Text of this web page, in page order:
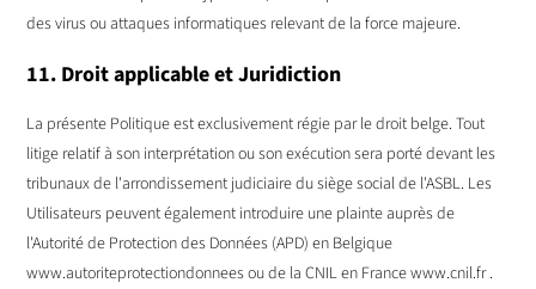
des virus ou attaques informatiques relevant de la force majeure.
11. Droit applicable et Juridiction
La présente Politique est exclusivement régie par le droit belge. Tout
litige relatif à son interprétation ou son exécution sera porté devant les
tribunaux de l'arrondissement judiciaire du siège social de l'ASBL. Les
Utilisateurs peuvent également introduire une plainte auprès de
l'Autorité de Protection des Données (APD) en Belgique
www.autoriteprotectiondonnees ou de la CNIL en France www.cnil.fr .